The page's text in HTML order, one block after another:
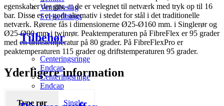
Ventilbeslag
Svejsefittings
Tilbehør
Centeringsringe
Endcap
Centeringsringe
Endcap
egenskaber der gør, at de er velegnet til netværk med tryk op til 16
bar. Disse er et godt alternativ i stedet for stål i det traditionelle
netværk. Rørene fås i dimensionerne Ø25-Ø160 mm. i Singlerør og
Ø25-Ø90 mm i twinrør. Peaktemperaturen på FibreFlex er 95 grader
med en driftstemperatur på 80 grader. På FibreFlexPro er
peaktemperaturen 115 grader og driftstemperaturen 95 grader.
Yderligere information
Type rør Single